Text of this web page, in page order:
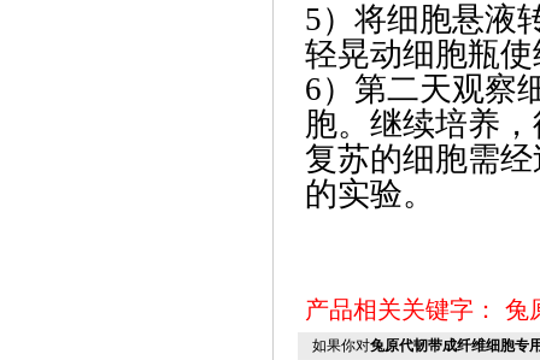
5）将细胞悬液
轻晃动细胞瓶
6）第二天观察
胞。继续培养
复苏的细胞需
的实验。
产品相关关键字： 兔
如果你对兔原代韧带成纤维细胞专